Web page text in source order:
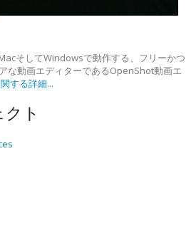
そしてWindowsで動作する、フリーかつ
な動画エディターであるOpenShot動画エ
する詳細...
ト